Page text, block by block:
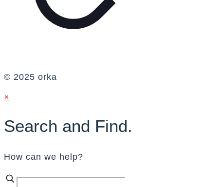
© 2025 orka
✕
Search and Find.
How can we help?